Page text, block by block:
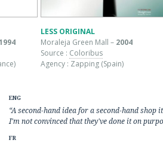
LESS ORIGINAL
Moraleja Green Mall – 2004
Source : Coloribus
Agency : Zapping (Spain)
ENG
“A second-hand idea for a second-hand shop
I'm not convinced that they've done it on
FR